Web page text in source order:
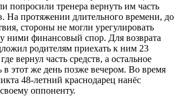
попросили тренера вернуть им часть
На протяжении длительного времени, до
стороны не могли урегулировать
финансовый спор. Для возврата
родителям приехать к ним 23
вернул часть средств, а остальное
в этот же день позже вечером. Во время
48-летний краснодарец нанёс
оппоненту.